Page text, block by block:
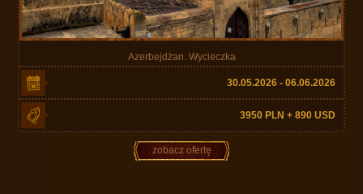
Azerbejdżan. Wycieczka
30.05.2026 - 06.06.2026
3950 PLN + 890 USD
zobacz ofertę